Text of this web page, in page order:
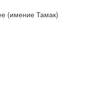
(имение Тамак)